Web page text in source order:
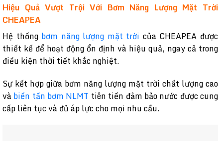
Hiệu Quả Vượt Trội Với Bơm Năng Lượng Mặt Trời
CHEAPEA
Hệ thống bơm năng lượng mặt trời của CHEAPEA được
thiết kế để hoạt động ổn định và hiệu quả, ngay cả trong
điều kiện thời tiết khắc nghiệt.
Sự kết hợp giữa bơm năng lượng mặt trời chất lượng cao
và biến tần bơm NLMT tiên tiến đảm bảo nước được cung
cấp liên tục và đủ áp lực cho mọi nhu cầu.